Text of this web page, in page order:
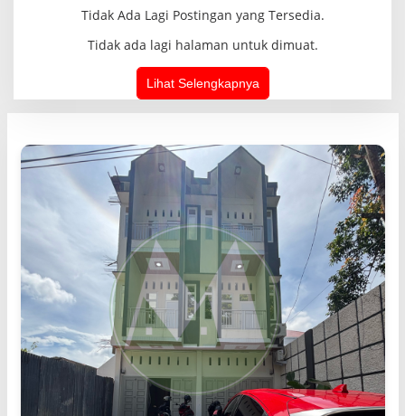
Tidak Ada Lagi Postingan yang Tersedia.
Tidak ada lagi halaman untuk dimuat.
Lihat Selengkapnya